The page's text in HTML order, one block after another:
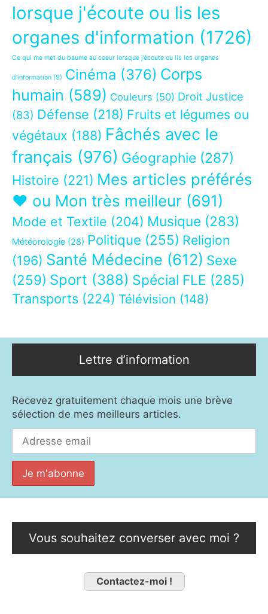
lorsque j'écoute ou lis les
organes d'information (1726)
Ce qui me met du baume au coeur lorsque j’écoute ou lis les organes
d’information (9) Cinéma (376) Corps
humain (589) Couleurs (50) Droit Justice
(83) Défense (218) Fruits et légumes ou
végétaux (188) Fâchés avec le
français (976) Géographie (287)
Histoire (221) Mes articles préférés
❤ ou Mon très meilleur (691)
Mode et Textile (204) Musique (283)
Météorologie (28) Politique (255) Religion
(196) Santé Médecine (612) Sexe
(259) Sport (388) Spécial FLE (285)
Transports (224) Télévision (148)
Lettre d’information
Recevez gratuitement chaque mois une brève
sélection de mes meilleurs articles.
Vous souhaitez converser avec moi ?
Contactez-moi !